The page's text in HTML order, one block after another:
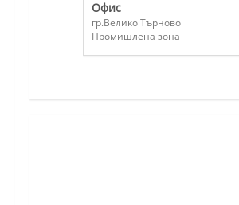
Офис
гр.Велико Търново
Промишлена зона